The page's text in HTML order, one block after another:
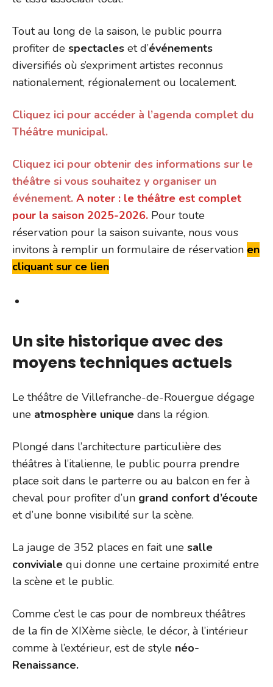
Tout au long de la saison, le public pourra
profiter de spectacles et d’événements
diversifiés où s’expriment artistes reconnus
nationalement, régionalement ou localement.
Cliquez ici pour accéder à l’agenda complet du
Théâtre municipal.
Cliquez ici pour obtenir des informations sur le
théâtre si vous souhaitez y organiser un
événement. A noter : le théâtre est complet
pour la saison 2025-2026. Pour toute
réservation pour la saison suivante, nous vous
invitons à remplir un formulaire de réservation en
cliquant sur ce lien
Un site historique avec des
moyens techniques actuels
Le théâtre de Villefranche-de-Rouergue dégage
une atmosphère unique dans la région.
Plongé dans l’architecture particulière des
théâtres à l’italienne, le public pourra prendre
place soit dans le parterre ou au balcon en fer à
cheval pour profiter d’un grand confort d’écoute
et d’une bonne visibilité sur la scène.
La jauge de 352 places en fait une salle
conviviale qui donne une certaine proximité entre
la scène et le public.
Comme c’est le cas pour de nombreux théâtres
de la fin de XIXème siècle, le décor, à l’intérieur
comme à l’extérieur, est de style néo-
Renaissance.